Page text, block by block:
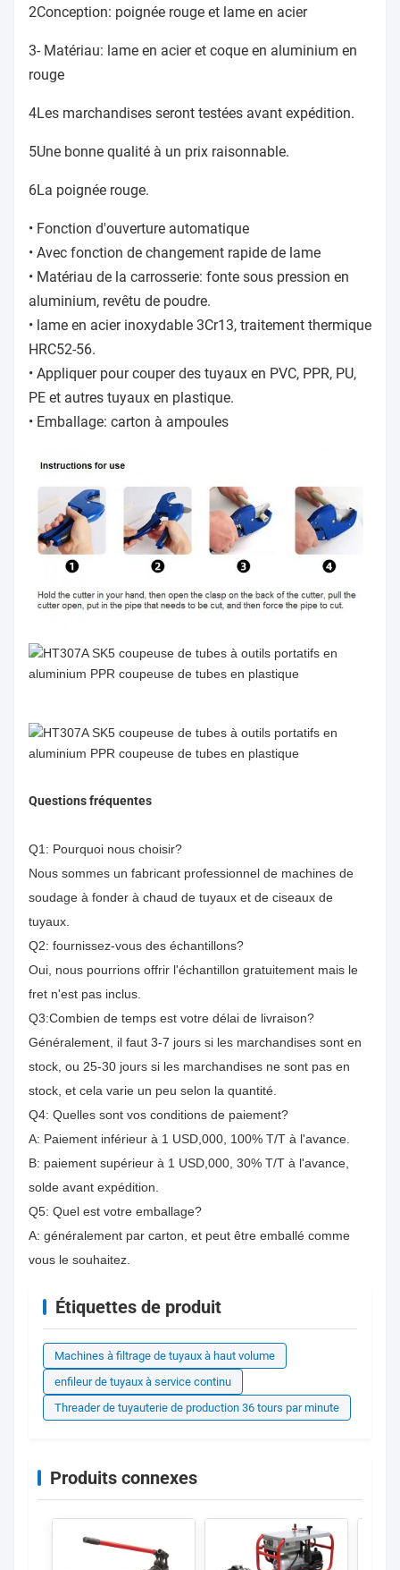
2Conception: poignée rouge et lame en acier
3- Matériau: lame en acier et coque en aluminium en
rouge
4Les marchandises seront testées avant expédition.
5Une bonne qualité à un prix raisonnable.
6La poignée rouge.
• Fonction d'ouverture automatique
• Avec fonction de changement rapide de lame
• Matériau de la carrosserie: fonte sous pression en
aluminium, revêtu de poudre.
• lame en acier inoxydable 3Cr13, traitement thermique
HRC52-56.
• Appliquer pour couper des tuyaux en PVC, PPR, PU,
PE et autres tuyaux en plastique.
• Emballage: carton à ampoules
Questions fréquentes
Q1: Pourquoi nous choisir?
Nous sommes un fabricant professionnel de machines de
soudage à fonder à chaud de tuyaux et de ciseaux de
tuyaux.
Q2: fournissez-vous des échantillons?
Oui, nous pourrions offrir l'échantillon gratuitement mais le
fret n'est pas inclus.
Q3:Combien de temps est votre délai de livraison?
Généralement, il faut 3-7 jours si les marchandises sont en
stock, ou 25-30 jours si les marchandises ne sont pas en
stock, et cela varie un peu selon la quantité.
Q4: Quelles sont vos conditions de paiement?
A: Paiement inférieur à 1 USD,000, 100% T/T à l'avance.
B: paiement supérieur à 1 USD,000, 30% T/T à l'avance,
solde avant expédition.
Q5: Quel est votre emballage?
A: généralement par carton, et peut être emballé comme
vous le souhaitez.
Étiquettes de produit
Machines à filtrage de tuyaux à haut volume
enfileur de tuyaux à service continu
Threader de tuyauterie de production 36 tours par minute
Produits connexes